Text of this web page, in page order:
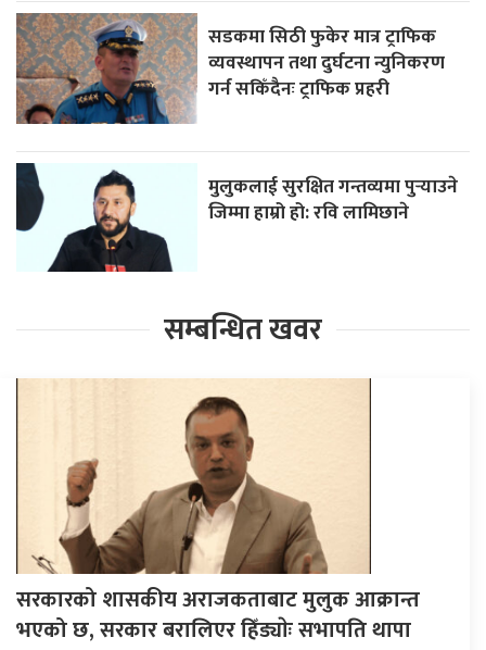
सडकमा सिठी फुकेर मात्र ट्राफिक
व्यवस्थापन तथा दुर्घटना न्युनिकरण
गर्न सकिँदैनः ट्राफिक प्रहरी
मुलुकलाई सुरक्षित गन्तव्यमा पुर्‍याउने
जिम्मा हाम्रो हो: रवि लामिछाने
सम्बन्धित खवर
सरकारको शासकीय अराजकताबाट मुलुक आक्रान्त
भएको छ, सरकार बरालिएर हिँड्याेः सभापति थापा